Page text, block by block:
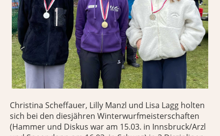
Christina Scheffauer, Lilly Manzl und Lisa Lagg holten
sich bei den diesjähren Winterwurfmeisterschaften
(Hammer und Diskus war am 15.03. in Innsbruck/Arzl